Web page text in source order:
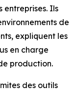
entreprises. Ils
de
expliquent les
en charge
production.
des outils